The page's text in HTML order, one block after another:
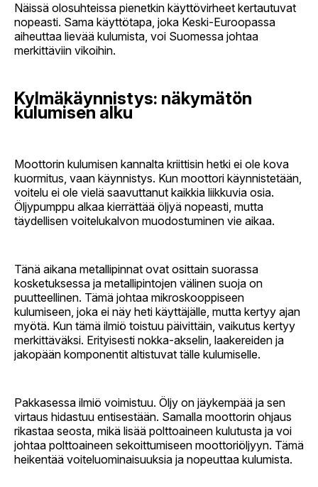
Näissä olosuhteissa pienetkin käyttövirheet kertautuvat
nopeasti. Sama käyttötapa, joka Keski-Euroopassa
aiheuttaa lievää kulumista, voi Suomessa johtaa
merkittäviin vikoihin.
Kylmäkäynnistys: näkymätön
kulumisen alku
Moottorin kulumisen kannalta kriittisin hetki ei ole kova
kuormitus, vaan käynnistys. Kun moottori käynnistetään,
voitelu ei ole vielä saavuttanut kaikkia liikkuvia osia.
Öljypumppu alkaa kierrättää öljyä nopeasti, mutta
täydellisen voitelukalvon muodostuminen vie aikaa.
Tänä aikana metallipinnat ovat osittain suorassa
kosketuksessa ja metallipintojen välinen suoja on
puutteellinen. Tämä johtaa mikroskooppiseen
kulumiseen, joka ei näy heti käyttäjälle, mutta kertyy ajan
myötä. Kun tämä ilmiö toistuu päivittäin, vaikutus kertyy
merkittäväksi. Erityisesti nokka-akselin, laakereiden ja
jakopään komponentit altistuvat tälle kulumiselle.
Pakkasessa ilmiö voimistuu. Öljy on jäykempää ja sen
virtaus hidastuu entisestään. Samalla moottorin ohjaus
rikastaa seosta, mikä lisää polttoaineen kulutusta ja voi
johtaa polttoaineen sekoittumiseen moottoriöljyyn. Tämä
heikentää voiteluominaisuuksia ja nopeuttaa kulumista.